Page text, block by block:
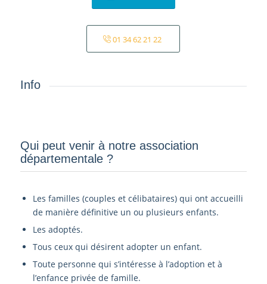
01 34 62 21 22
Info
Qui peut venir à notre association
départementale ?­
Les familles (couples et célibataires) qui ont accueilli
de manière définitive un ou plusieurs enfants.
Les adoptés.
Tous ceux qui désirent adopter un enfant.
Toute personne qui s’intéresse à l’adoption et à
l’enfance privée de famille.